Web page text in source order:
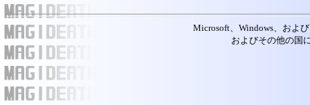
Microsoft、Windows、およ
およびその他の国